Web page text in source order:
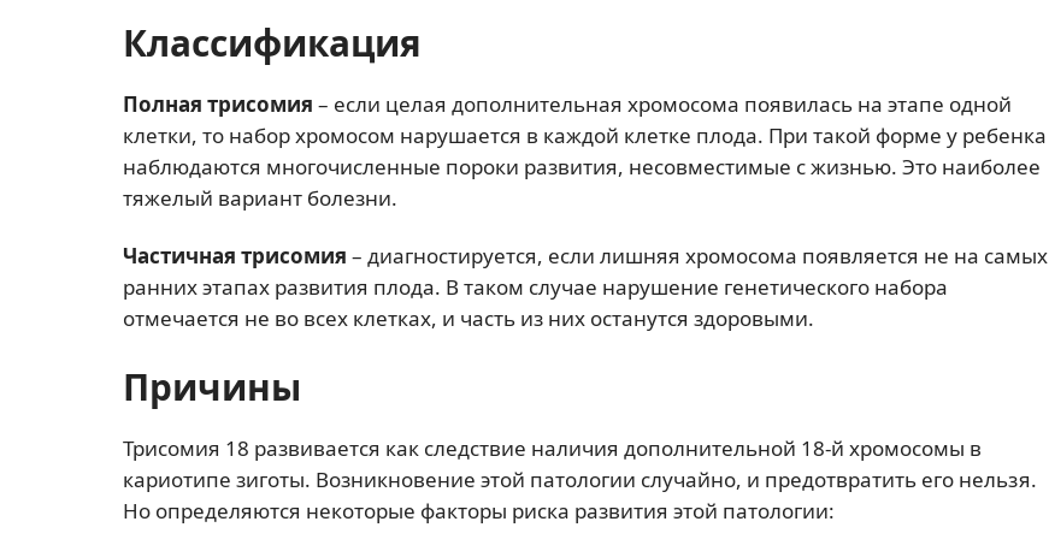
Классификация
Полная трисомия – если целая дополнительная хромосома появилась на этапе одной
клетки, то набор хромосом нарушается в каждой клетке плода. При такой форме у ребенка
наблюдаются многочисленные пороки развития, несовместимые с жизнью. Это наиболее
тяжелый вариант болезни.
Частичная трисомия – диагностируется, если лишняя хромосома появляется не на самых
ранних этапах развития плода. В таком случае нарушение генетического набора
отмечается не во всех клетках, и часть из них останутся здоровыми.
Причины
Трисомия 18 развивается как следствие наличия дополнительной 18-й хромосомы в
кариотипе зиготы. Возникновение этой патологии случайно, и предотвратить его нельзя.
Но определяются некоторые факторы риска развития этой патологии: